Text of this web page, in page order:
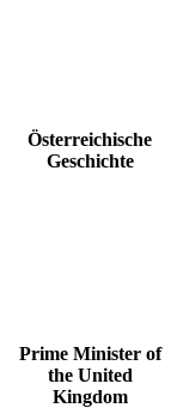
Österreichische
Geschichte
Prime Minister of
the United
Kingdom